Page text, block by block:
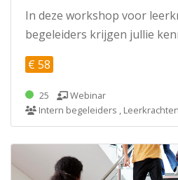
In deze workshop voor
begeleiders krijgen jullie
€ 58
25
Webinar
Intern begeleiders ,